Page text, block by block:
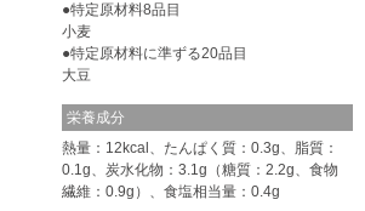
ブン（店舗限定）
特定原材料8品目
小麦
特定原材料に準ずる20品目
大豆
栄養成分
熱量：12kcal、たんぱく質：0.3g、脂質：
0.1g、炭水化物：3.1g（糖質：2.2g、食物
繊維：0.9g）、食塩相当量：0.4g